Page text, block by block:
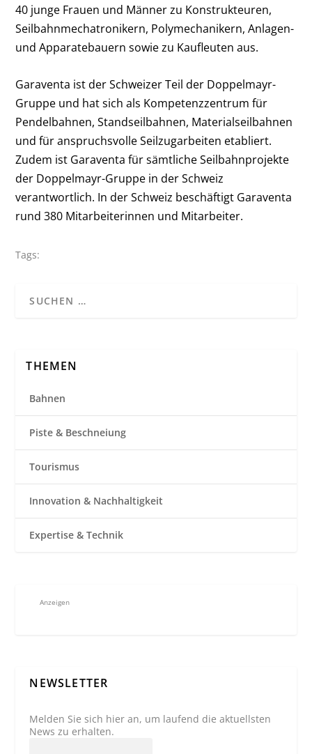
40 junge Frauen und Männer zu Konstrukteuren,
Seilbahnmechatronikern, Polymechanikern, Anlagen-
und Apparatebauern sowie zu Kaufleuten aus.
Garaventa ist der Schweizer Teil der Doppelmayr-
Gruppe und hat sich als Kompetenzzentrum für
Pendelbahnen, Standseilbahnen, Materialseilbahnen
und für anspruchsvolle Seilzugarbeiten etabliert.
Zudem ist Garaventa für sämtliche Seilbahnprojekte
der Doppelmayr-Gruppe in der Schweiz
verantwortlich. In der Schweiz beschäftigt Garaventa
rund 380 Mitarbeiterinnen und Mitarbeiter.
Tags:
THEMEN
Bahnen
Piste & Beschneiung
Tourismus
Innovation & Nachhaltigkeit
Expertise & Technik
Anzeigen
NEWSLETTER
Melden Sie sich hier an, um laufend die aktuellsten
News zu erhalten.